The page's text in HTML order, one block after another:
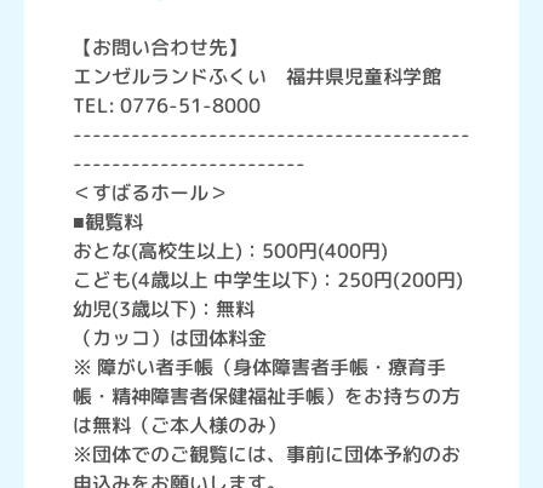
【お問い合わせ先】
エンゼルランドふくい 福井県児童科学館
TEL: 0776-51-8000
-----------------------------------------
------------------------
＜すばるホール＞
■観覧料
おとな(高校生以上)：500円(400円)
こども(4歳以上 中学生以下)：250円(200円)
幼児(3歳以下)：無料
（カッコ）は団体料金
※ 障がい者手帳（身体障害者手帳・療育手
帳・精神障害者保健福祉手帳）をお持ちの方
は無料（ご本人様のみ）
※団体でのご観覧には、事前に団体予約のお